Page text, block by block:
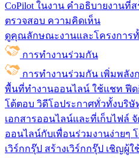
CoPilot ในงาน คำอธิบายงานที่ส
ตรวจสอบ ความคิดเห็น
ดูคุณลักษณะงานและโครงการ
การทำงานร่วมกัน
การทำงานร่วมกัน เพิ่มพลัง
พื้นที่ทำงานออนไลน์ ใช้แชท ฟีด
โต้ตอบ วิดีโอประกาศทั่วทั้งบริษั
เอกสารออนไลน์และที่เก็บไฟล์
ออนไลน์กับเพื่อนร่วมงานง่ายๆ
เวิร์กกรุ๊ป สร้างเวิร์กกรุ๊ป เชิญผู้